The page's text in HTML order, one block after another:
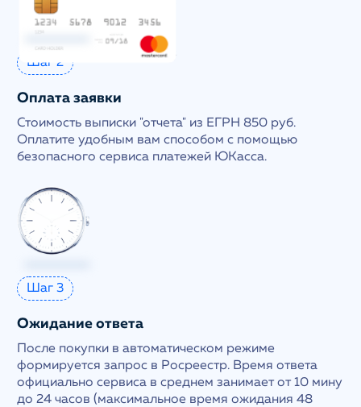
Шаг 2
Оплата заявки
Стоимость выписки "отчета" из ЕГРН 850 руб.
Оплатите удобным вам способом с помощью
безопасного сервиса платежей ЮКасса.
Шаг 3
Ожидание ответа
После покупки в автоматическом режиме
формируется запрос в Росреестр. Время ответа
официально сервиса в среднем занимает от 10 мину
до 24 часов (максимальное время ожидания 48